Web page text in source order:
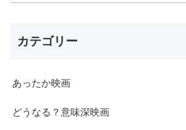
カテゴリー
あったか映画
どうなる？意味深映画